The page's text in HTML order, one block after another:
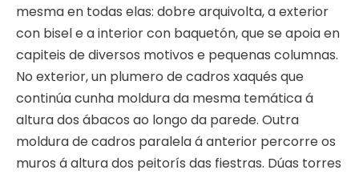
mesma en todas elas: dobre arquivolta, a exterior
con bisel e a interior con baquetón, que se apoia en
capiteis de diversos motivos e pequenas columnas.
No exterior, un plumero de cadros xaqués que
continúa cunha moldura da mesma temática á
altura dos ábacos ao longo da parede. Outra
moldura de cadros paralela á anterior percorre os
muros á altura dos peitorís das fiestras. Dúas torres